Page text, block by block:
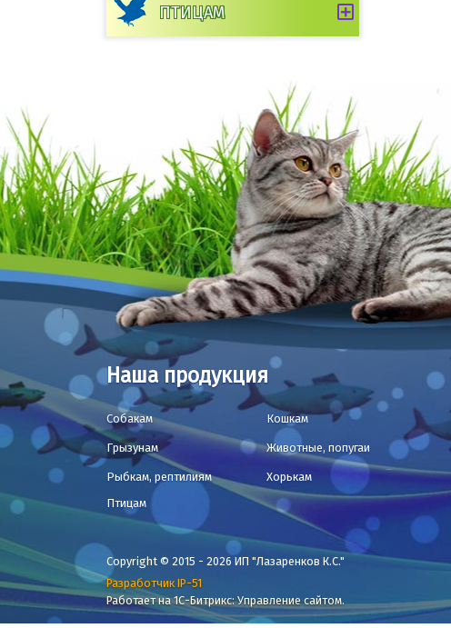
ПТИЦАМ
Наша продукция
Собакам Кошкам
Грызунам Животные, попугаи
Рыбкам, рептилиям
Хорькам
Птицам
Copyright © 2015 - 2026 ИП "Лазаренков К.С."
Разработчик IP-51
Работает на 1С-Битрикс: Управление сайтом.